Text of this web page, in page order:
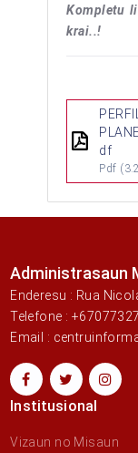
Kompletu
krai..!
df
Pdf
Administrasaun
Enderesu : Rua
Telefone :
Email :
Institusional
Vizaun no Misaun